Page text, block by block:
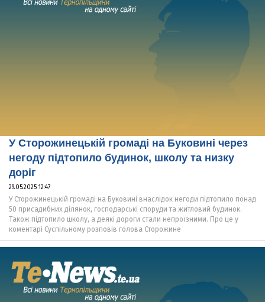
У Сторожинецькій громаді на Буковині через
негоду підтопило будинок, школу та низку
доріг
29.05.2025 12:47
У Сторожинецькій громаді на Буковині внаслідок негоди підтопило понад
50 присадибних ділянок, господарські споруди та житловий будинок.
Також підтопило школу, а деякі дороги стали непроїзними. Про це у
коментарі Суспільному розповів голова Сторожине